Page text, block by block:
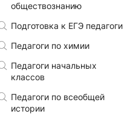
обществознанию
Подготовка к ЕГЭ педагоги
Педагоги по химии
Педагоги начальных
классов
Педагоги по всеобщей
истории